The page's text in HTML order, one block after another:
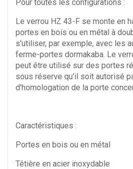
Pour toutes les configurations :
Le verrou HZ 43-F se monte en
portes en bois ou en métal à
s'utiliser, par exemple, avec les
ferme-portes dormakaba. Le
peut être utilisé sur des portes
sous réserve qu'il soit autorisé
d'homologation de la porte
Caractéristiques :
Portes en bois ou en métal
Têtière en acier inoxydable